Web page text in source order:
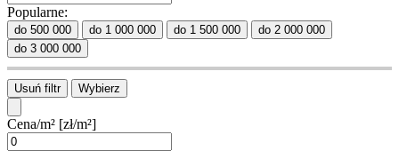
Popularne:
do 500 000 do 1 000 000 do 1 500 000
do 2 000 000
do 3 000 000
Usuń filtr Wybierz
Cena/m² [zł/m²]